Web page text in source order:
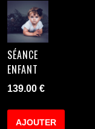
SÉANCE
ENFANT
139.00 €
AJOUTER